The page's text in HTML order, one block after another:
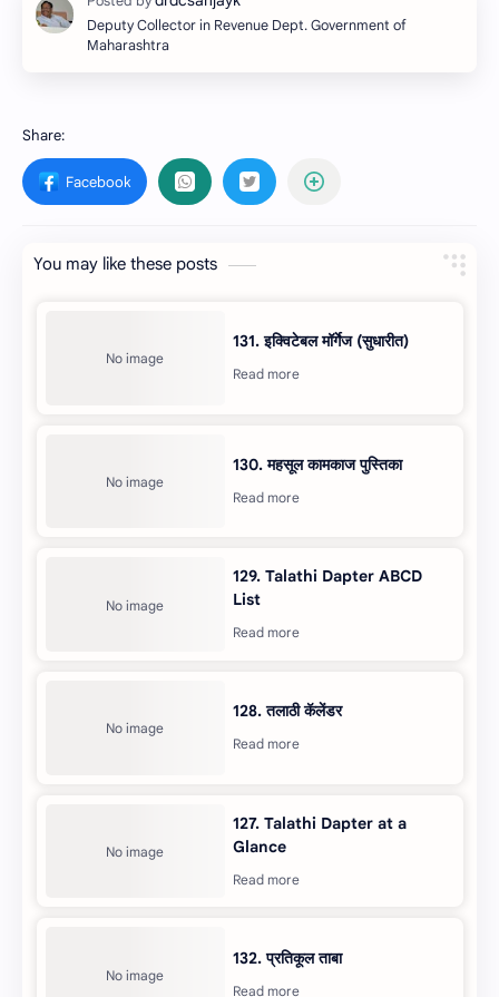
Deputy Collector in Revenue Dept. Government of
Maharashtra
You may like these posts
131. इक्विटेबल मॉर्गेज (सुधारीत)
130. महसूल कामकाज पुस्तिका
129. Talathi Dapter ABCD
List
128. तलाठी कॅलेंडर
127. Talathi Dapter at a
Glance
132. प्रतिकूल ताबा